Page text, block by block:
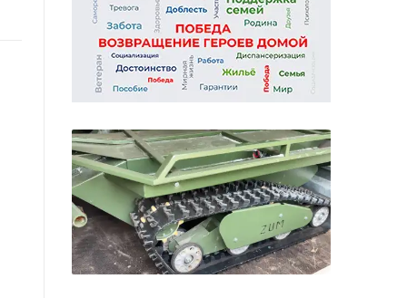
05 августа
Түбән Кама районында яшәүче
102 яшьлек ветеран: «Мәчеткә
килгәч, күңелем сөенде»
04 августа
Түбән Кама мөхтәсибәте
яшьләре тарихи сәфәрдән
кайттылар